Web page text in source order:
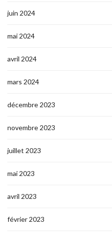
juin 2024
mai 2024
avril 2024
mars 2024
décembre 2023
novembre 2023
juillet 2023
mai 2023
avril 2023
février 2023